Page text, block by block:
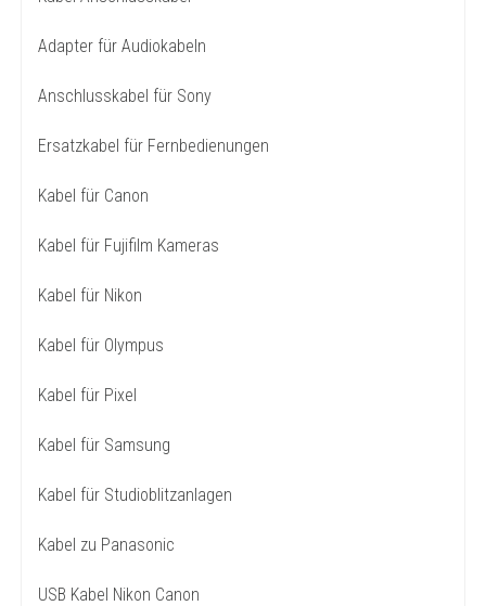
Adapter für Audiokabeln
Anschlusskabel für Sony
Ersatzkabel für Fernbedienungen
Kabel für Canon
Kabel für Fujifilm Kameras
Kabel für Nikon
Kabel für Olympus
Kabel für Pixel
Kabel für Samsung
Kabel für Studioblitzanlagen
Kabel zu Panasonic
USB Kabel Nikon Canon